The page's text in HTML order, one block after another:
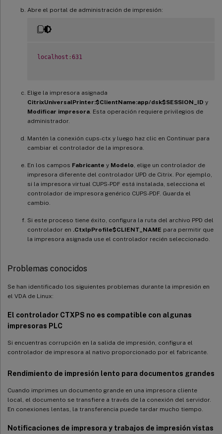
Abre el portal de administración de impresión:
localhost :631
Elige la impresora asignada
CitrixUniversalPrinter:$ClientName:app/dsk$SESSION_ID y
Modificar impresora . Esta operación requiere privilegios de
administrador.
Mantén la conexión cups-ctx y luego haz clic en Continuar para
cambiar el controlador de la impresora.
En los campos Fabricante y Modelo , elige un controlador de
impresora diferente del controlador UPD de Citrix. Por ejemplo,
si la impresora virtual CUPS-PDF está instalada, selecciona el
controlador de impresora genérico CUPS-PDF. Guarda el
cambio.
Si este proceso tiene éxito, configura la ruta del archivo PPD del
controlador en .CtxlpProfile$CLIENT_NAME para permitir que
la impresora asignada use el controlador recién seleccionado.
Problemas conocidos
Se han identificado los siguientes problemas durante la impresión en
el VDA de Linux:
El controlador CTXPS no es compatible con algunas
impresoras PLC
Si encuentras corrupción en la salida de impresión, configura el
controlador de impresora al nativo proporcionado por el fabricante.
Rendimiento de impresión lento para documentos grandes
Cuando imprimes un documento grande en una impresora cliente
local, el documento se transfiere a través de la conexión del servidor.
En conexiones lentas, la transferencia puede tardar mucho tiempo.
Notificaciones de impresora y trabajos de impresión vistas